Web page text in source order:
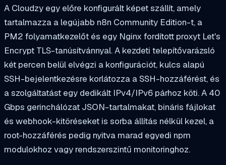
A Cloudzy egy előre konfigurált képet szállít, amely
tartalmazza a legújabb n8n Community Edition-t, a
PM2 folyamatkezelőt és egy Nginx fordított proxyt Let's
Encrypt TLS-tanúsítvánnyal. A kezdeti telepítővarázsló
két percen belül elvégzi a konfigurációt, kulcs alapú
SSH-bejelentkezésre korlátozza a SSH-hozzáférést, és
a szolgáltatást egy dedikált IPv4/IPv6 párhoz köti. A 40
Gbps gerinchálózat JSON-tartalmakat, bináris fájlokat
és webhook-kitöréseket is sorba állítás nélkül kezel, a
root-hozzáférés pedig nyitva marad egyedi npm
modulokhoz vagy rendszerszintű monitoringhoz.